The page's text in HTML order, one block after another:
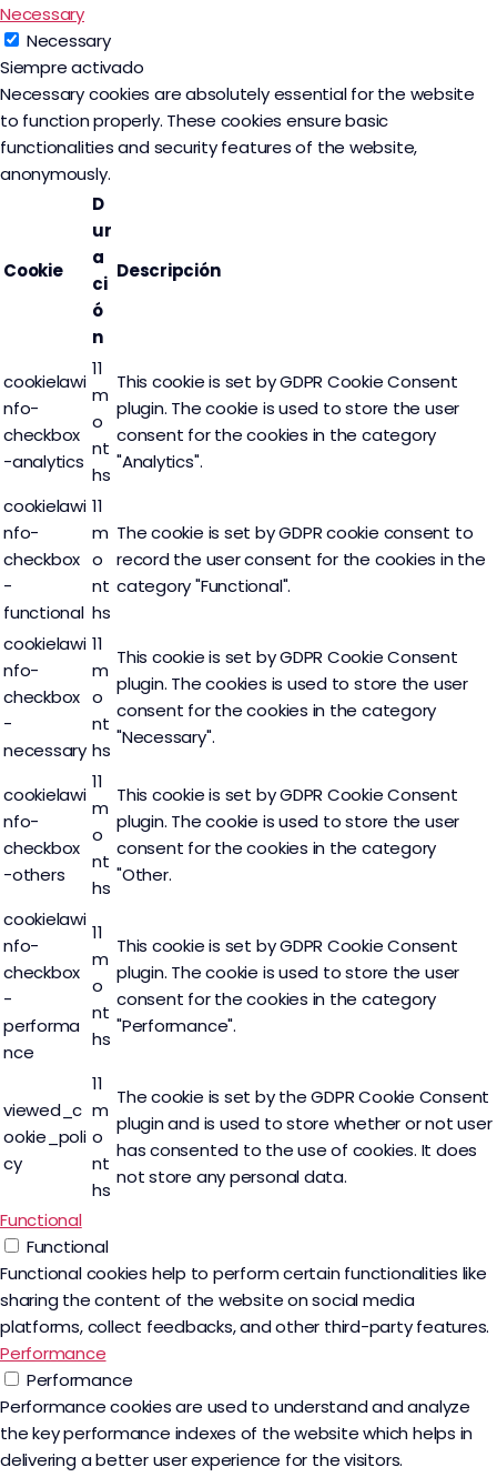
Necessary
Necessary
Siempre activado
Necessary cookies are absolutely essential for the website
to function properly. These cookies ensure basic
functionalities and security features of the website,
anonymously.
Cookie
D
ur
a
ci
ó
n
Descripción
cookielawi
nfo-
checkbox
-analytics
11
m
o
nt
hs
This cookie is set by GDPR Cookie Consent
plugin. The cookie is used to store the user
consent for the cookies in the category
"Analytics".
cookielawi
nfo-
checkbox
-
functional
11
m
o
nt
hs
The cookie is set by GDPR cookie consent to
record the user consent for the cookies in the
category "Functional".
cookielawi
nfo-
checkbox
-
necessary
11
m
o
nt
hs
This cookie is set by GDPR Cookie Consent
plugin. The cookies is used to store the user
consent for the cookies in the category
"Necessary".
cookielawi
nfo-
checkbox
-others
11
m
o
nt
hs
This cookie is set by GDPR Cookie Consent
plugin. The cookie is used to store the user
consent for the cookies in the category
"Other.
cookielawi
nfo-
checkbox
-
performa
nce
11
m
o
nt
hs
This cookie is set by GDPR Cookie Consent
plugin. The cookie is used to store the user
consent for the cookies in the category
"Performance".
viewed_c
ookie_poli
cy
11
m
o
nt
hs
The cookie is set by the GDPR Cookie Consent
plugin and is used to store whether or not user
has consented to the use of cookies. It does
not store any personal data.
Functional
Functional
Functional cookies help to perform certain functionalities like
sharing the content of the website on social media
platforms, collect feedbacks, and other third-party features.
Performance
Performance
Performance cookies are used to understand and analyze
the key performance indexes of the website which helps in
delivering a better user experience for the visitors.